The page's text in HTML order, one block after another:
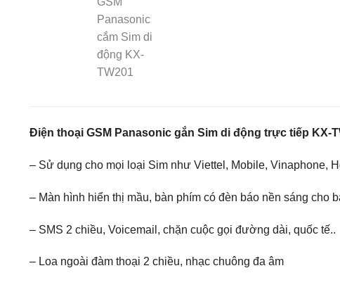
Điện thoại GSM Panasonic gắn Sim di động trực tiếp KX-
– Sử dụng cho mọi loại Sim như Viettel, Mobile, Vinaphone,
– Màn hình hiển thị mầu, bàn phím có đèn báo nền sáng cho
– SMS 2 chiều, Voicemail, chặn cuộc gọi đường dài, quốc tế..
– Loa ngoài đàm thoại 2 chiều, nhạc chuông đa âm